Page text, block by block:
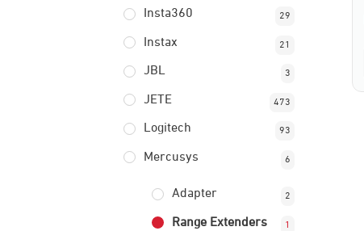
Insta360 29
Instax 21
JBL 3
JETE 473
Logitech 93
Mercusys 6
Adapter 2
Range Extenders 1